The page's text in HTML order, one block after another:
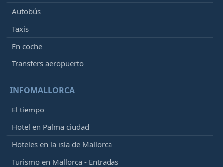
Autobús
Taxis
En coche
Transfers aeropuerto
INFOMALLORCA
El tiempo
Hotel en Palma ciudad
Hoteles en la isla de Mallorca
Turismo en Mallorca - Entradas